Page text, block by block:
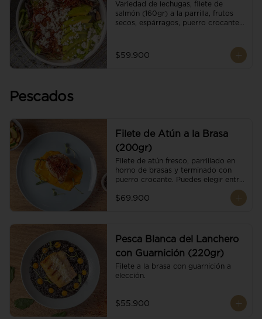
Variedad de lechugas, filete de
salmón (160gr) a la parrilla, frutos
secos, espárragos, puerro crocante,
$59.900
Pescados
Filete de Atún a la Brasa
(200gr)
Filete de atún fresco, parrillado en
horno de brasas y terminado con
puerro crocante. Puedes elegir entre
$69.900
Pesca Blanca del Lanchero
con Guarnición (220gr)
Filete a la brasa con guarnición a
elección.
$55.900